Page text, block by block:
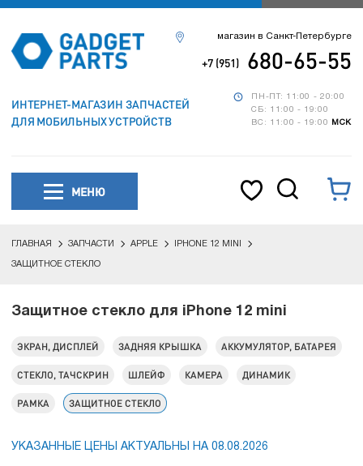
ИНТЕРНЕТ-МАГАЗИН ЗАПЧАСТЕЙ
ДЛЯ МОБИЛЬНЫХ УСТРОЙСТВ
ПН-ПТ: 11:00 - 20:00
СБ: 11:00 - 19:00
ВС: 11:00 - 19:00
МСК
магазин в Санкт-Петербурге
+7 (951) 680-65-55
МЕНЮ
ГЛАВНАЯ ЗАПЧАСТИ APPLE IPHONE 12 MINI
ЗАЩИТНОЕ СТЕКЛО
Защитное стекло для iPhone 12 mini
ЭКРАН, ДИСПЛЕЙ ЗАДНЯЯ КРЫШКА АККУМУЛЯТОР, БАТАРЕЯ
СТЕКЛО, ТАЧСКРИН ШЛЕЙФ КАМЕРА ДИНАМИК
РАМКА ЗАЩИТНОЕ СТЕКЛО
УКАЗАННЫЕ ЦЕНЫ АКТУАЛЬНЫ НА 08.08.2026